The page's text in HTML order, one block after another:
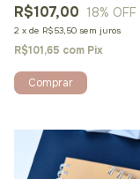
R$107,00 18% OFF
2 x de R$53,50 sem juros
R$101,65 com Pix